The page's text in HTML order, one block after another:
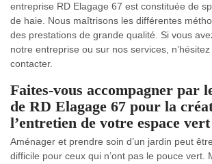
entreprise RD Elagage 67 est constituée de
de haie. Nous maîtrisons les différentes
des prestations de grande qualité. Si vous
notre entreprise ou sur nos services,
contacter.
Faites-vous accompagner par
de RD Elagage 67 pour la
l’entretien de votre espace vert
Aménager et prendre soin d’un jardin peut
difficile pour ceux qui n’ont pas le pouce vert.